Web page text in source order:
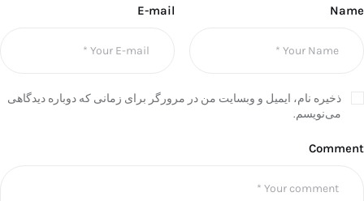
Name
E-mail
ذخیره نام، ایمیل و وبسایت من در مرورگر برای زمانی که دوباره دیدگاهی
می‌نویسم.
Comment